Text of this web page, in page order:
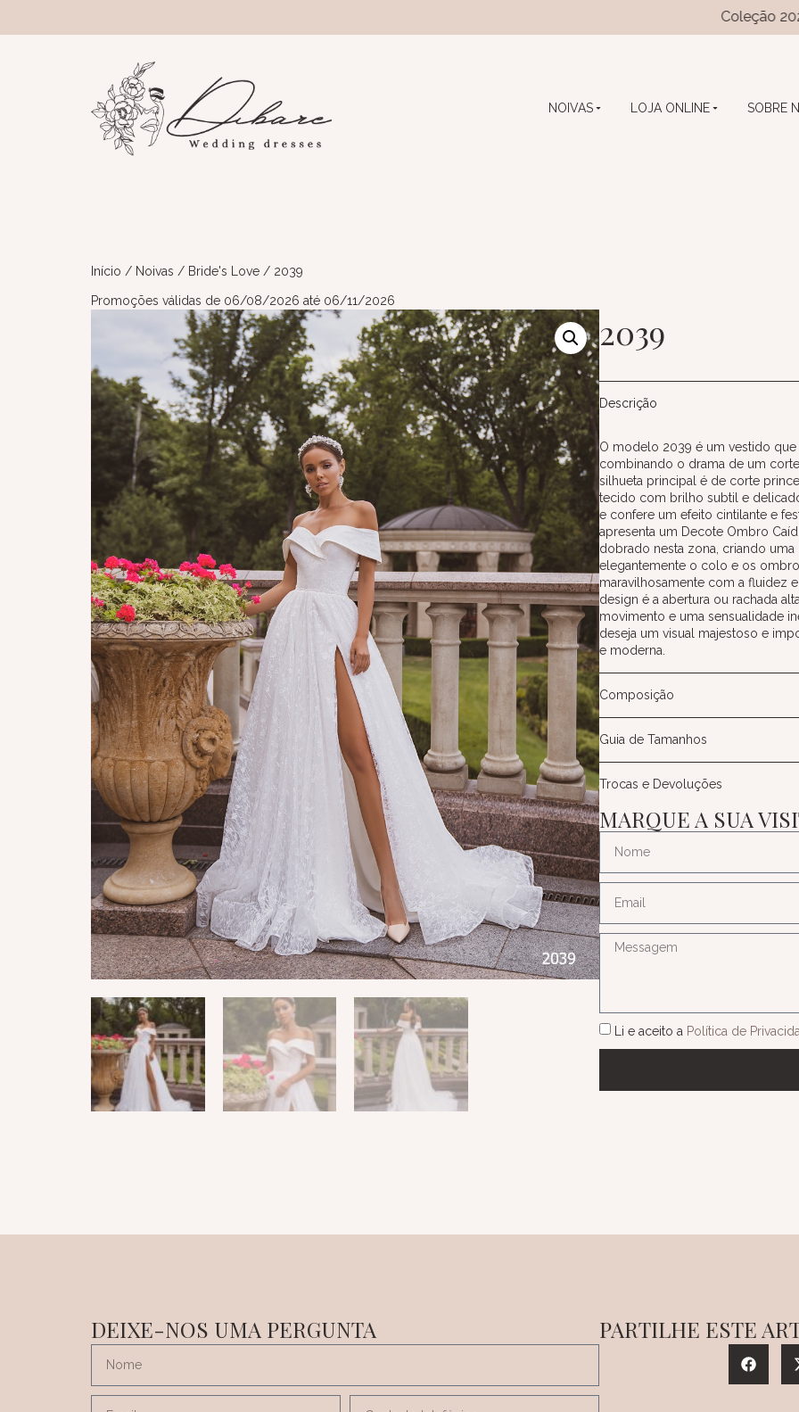
Coleção 2026 das
NOIVAS LOJA ONLINE SOBRE
Início / Noivas / Bride's Love / 2039
Promoções válidas de 06/08/2026 até 06/11/2026
2039
Descrição
O modelo 2039 é um vestido
combinando o drama de um
silhueta principal é de corte
tecido com brilho subtil e
e confere um efeito cintilante e
apresenta um Decote Ombro
dobrado nesta zona, criando
elegantemente o colo e os
maravilhosamente com a fluidez
design é a abertura ou rachada
movimento e uma sensualidade
deseja um visual majestoso e
e moderna.
Composição
Guia de Tamanhos
Trocas e Devoluções
MARQUE A SUA
Li e aceito a Política de
DEIXE-NOS UMA PERGUNTA PARTILHE ESTE